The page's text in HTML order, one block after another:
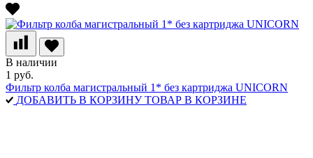
В наличии
1 руб.
Фильтр колба магистральный 1* без картриджа UNICORN
ДОБАВИТЬ В КОРЗИНУ ТОВАР В КОРЗИНЕ